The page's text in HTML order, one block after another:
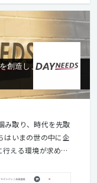
創造し、時代を先取
み取り、時代を先取
える環境が求めら
い社会作りに貢献